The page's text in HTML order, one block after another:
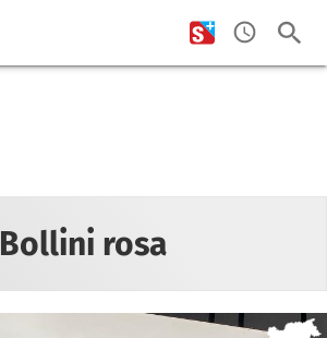
Bollini rosa